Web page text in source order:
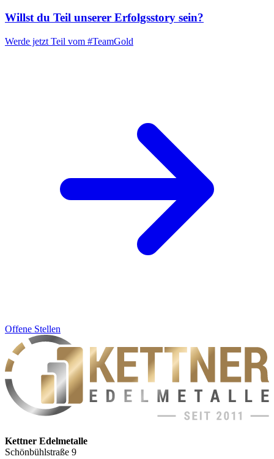
Willst du Teil unserer Erfolgsstory sein?
Werde jetzt Teil vom #TeamGold
Offene Stellen
Kettner Edelmetalle
Schönbühlstraße 9